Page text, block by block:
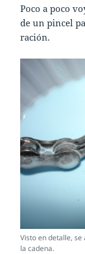
Poco a poco
de un pincel
ración.
Visto en detalle,
la cadena.